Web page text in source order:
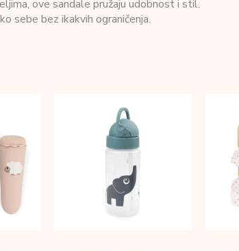
ove sandale pružaju udobnost i stil.
sebe bez ikakvih ograničenja.